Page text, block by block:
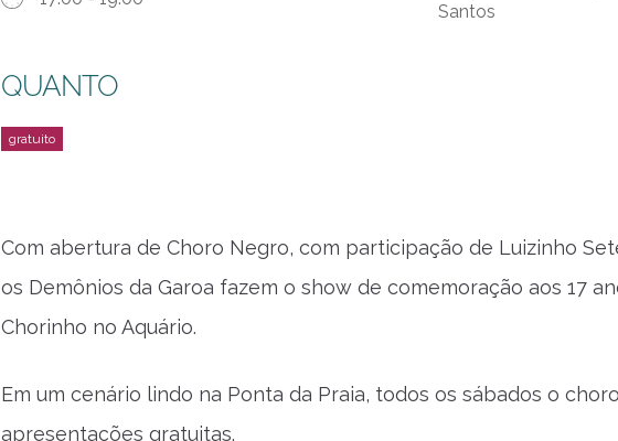
Santos
QUANTO
Com abertura de Choro Negro, com participação de Luizinho
os Demônios da Garoa fazem o show de comemoração aos 17
Chorinho no Aquário.
Em um cenário lindo na Ponta da Praia, todos os sábados o
apresentações gratuitas.